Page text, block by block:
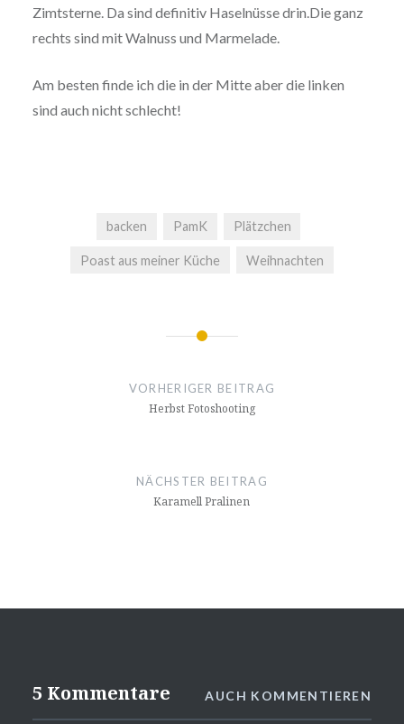
Zimtsterne. Da sind definitiv Haselnüsse drin.Die ganz
rechts sind mit Walnuss und Marmelade.
Am besten finde ich die in der Mitte aber die linken
sind auch nicht schlecht!
backen PamK Plätzchen
Poast aus meiner Küche Weihnachten
Beitragsnavigation
VORHERIGER BEITRAG
Herbst Fotoshooting
NÄCHSTER BEITRAG
Karamell Pralinen
5 Kommentare AUCH KOMMENTIEREN